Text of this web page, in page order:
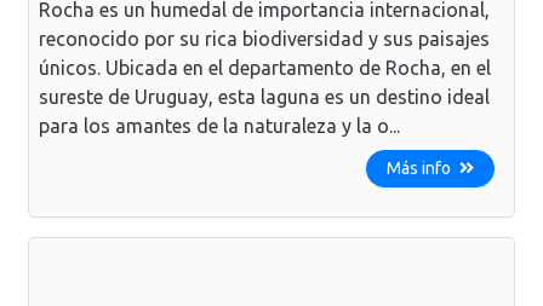
Rocha es un humedal de importancia internacional,
reconocido por su rica biodiversidad y sus paisajes
únicos. Ubicada en el departamento de Rocha, en el
sureste de Uruguay, esta laguna es un destino ideal
para los amantes de la naturaleza y la o...
Más info